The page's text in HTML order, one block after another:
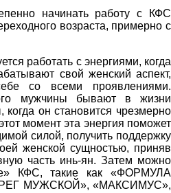
начинать работу с КФС
возраста, примерно с
работать с энергиями, когда
свой женский аспект,
со всеми проявлениями.
мужчины бывают в жизни
он становится чрезмерно
момент эта энергия поможет
силой, получить поддержку
женской сущностью, приняв
часть инь-ян. Затем можно
КФС, такие как «ФОРМУЛА
МУЖСКОЙ», «МАКСИМУС»,